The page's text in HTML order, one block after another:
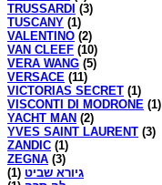
TRUSSARDI (3)
TUSCANY (1)
VALENTINO (2)
VAN CLEEF (10)
VERA WANG (5)
VERSACE (11)
VICTORIAS SECRET (1)
VISCONTI DI MODRONE (1)
YACHT MAN (2)
YVES SAINT LAURENT (3)
ZANDIC (1)
ZEGNA (3)
גיורא שביט (1)